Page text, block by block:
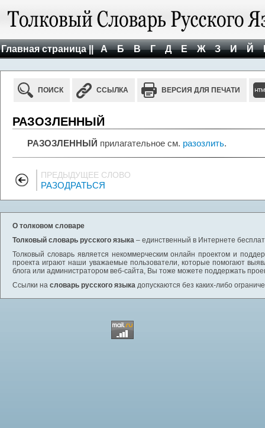
Главная страница || А Б В Г Д Е Ж З И Й
ПОИСК ССЫЛКА ВЕРСИЯ ДЛЯ ПЕЧАТИ
РАЗОЗЛЕННЫЙ
РАЗОЗЛЕННЫЙ прилагательное см. разозлить.
ПРЕДЫДУЩЕЕ СЛОВО
РАЗОДРАТЬСЯ
О толковом словаре
Толковый словарь русского языка – единственный в Интернете
Толковый словарь является некоммерческим онлайн проектом и
проекта играют наши уважаемые пользователи, которые помогают
блога или администратором веб-сайта, Вы тоже можете поддержать
Ссылки на словарь русского языка допускаются без каких-либо